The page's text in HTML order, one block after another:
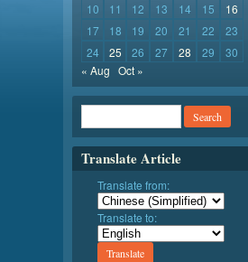
10
11 12 13 14 15
16
17
18 19 20 21 22
23
24
25 26 27 28 29
30
« Aug Oct »
Translate Article
Translate from:
Translate to: